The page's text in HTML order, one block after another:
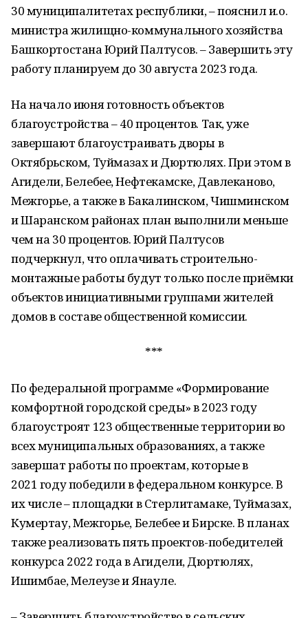
30 муниципалитетах республики, – пояснил и.о.
министра жилищно-коммунального хозяйства
Башкортостана Юрий Палтусов. – Завершить эту
работу планируем до 30 августа 2023 года.
На начало июня готовность объектов
благоустройства – 40 процентов. Так, уже
завершают благоустраивать дворы в
Октябрьском, Туймазах и Дюртюлях. При этом в
Агидели, Белебее, Нефтекамске, Давлеканово,
Межгорье, а также в Бакалинском, Чишминском
и Шаранском районах план выполнили меньше
чем на 30 процентов. Юрий Палтусов
подчеркнул, что оплачивать строительно-
монтажные работы будут только после приёмки
объектов инициативными группами жителей
домов в составе общественной комиссии.
***
По федеральной программе «Формирование
комфортной городской среды» в 2023 году
благоустроят 123 общественные территории во
всех муниципальных образованиях, а также
завершат работы по проектам, которые в
2021 году победили в федеральном конкурсе. В
их числе – площадки в Стерлитамаке, Туймазах,
Кумертау, Межгорье, Белебее и Бирске. В планах
также реализовать пять проектов-победителей
конкурса 2022 года в Агидели, Дюртюлях,
Ишимбае, Мелеузе и Янауле.